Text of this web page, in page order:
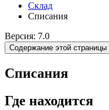
Склад
Списания
Версия: 7.0
Содержание этой страницы
Списания
Где находится